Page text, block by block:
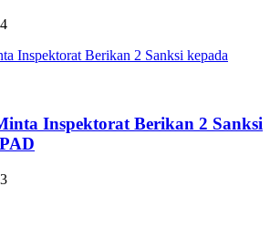
Inspektorat Berikan 2 Sanksi